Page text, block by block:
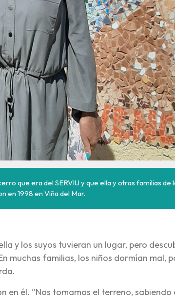
que era del SERVIU y que ella y otras familias de
en 1998 en Viña del Mar.
y los suyos tuvieran un lugar, pero
muchas familias, los niños dormían mal,
en él. “Nos tomamos el terreno,